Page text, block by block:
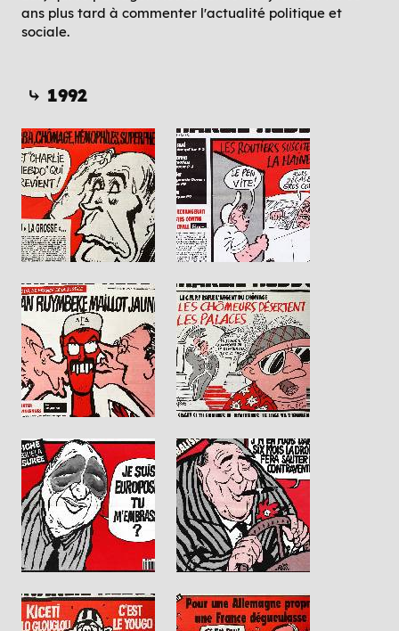
ans plus tard à commenter l'actualité politique et
sociale.
⤷ 1992